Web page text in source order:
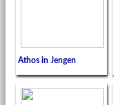
Athos in Jengen